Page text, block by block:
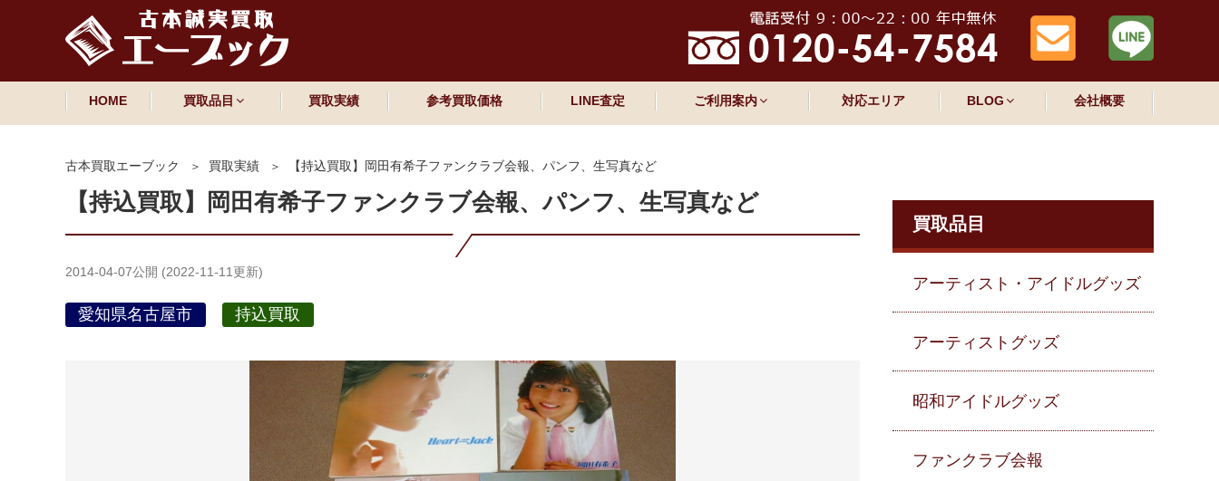
HOME 買取品目 買取実績 参考買取価格 LINE査定 ご利用案内 対応エリア BLOG 会社概要
古本買取エーブック 買取実績 【持込買取】岡田有希子ファンクラブ会報、パンフ、生写真など
【持込買取】岡田有希子ファンクラブ会報、パンフ、生写真など
2014-04-07公開 (2022-11-11更新)
愛知県名古屋市 持込買取
買取品目
アーティスト・アイドルグッズ
アーティストグッズ
昭和アイドルグッズ
ファンクラブ会報